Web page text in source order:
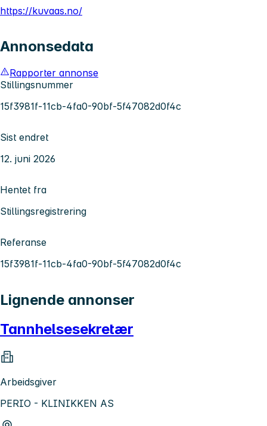
https://kuvaas.no/
Annonsedata
Rapporter annonse
Stillingsnummer
15f3981f-11cb-4fa0-90bf-5f47082d0f4c
Sist endret
12. juni 2026
Hentet fra
Stillingsregistrering
Referanse
15f3981f-11cb-4fa0-90bf-5f47082d0f4c
Lignende annonser
Tannhelsesekretær
Arbeidsgiver
PERIO - KLINIKKEN AS